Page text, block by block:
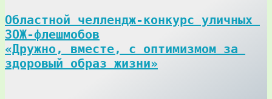
Областной челлендж-конкурс уличных
ЗОЖ-флешмобов
«Дружно, вместе, с оптимизмом за
здоровый образ жизни»